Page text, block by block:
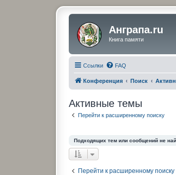
Анграпа.ru
Книга памяти
Ссылки FAQ
Конференция Поиск
Активные темы
Перейти к расширенному поиску
Подходящих тем или сообщений не
Перейти к расширенному поиску